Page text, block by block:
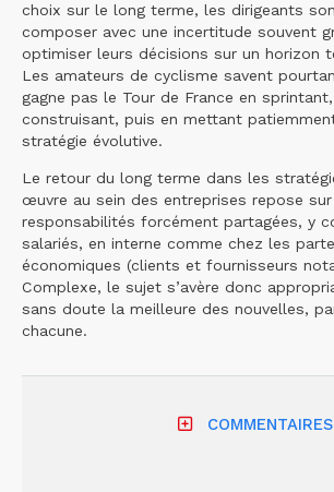
choix sur le long terme, les dirigeants
composer avec une incertitude souvent
optimiser leurs décisions sur un horizon
Les amateurs de cyclisme savent
gagne pas le Tour de France en
construisant, puis en mettant
stratégie évolutive.
Le retour du long terme dans les
œuvre au sein des entreprises repose
responsabilités forcément partagées, y
salariés, en interne comme chez les
économiques (clients et fournisseurs
Complexe, le sujet s’avère donc
sans doute la meilleure des nouvelles,
chacune.
COMMENTAIRES